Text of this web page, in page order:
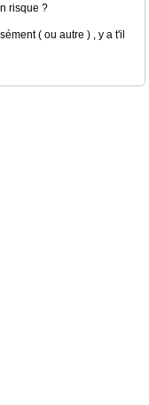
risque ?
( ou autre ) , y a t'il